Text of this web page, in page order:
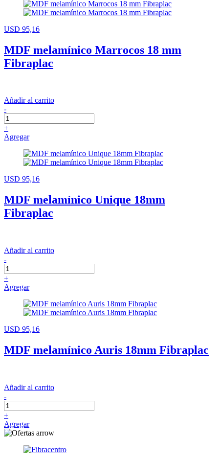
USD 95,16
MDF melamínico Marrocos 18 mm
Fibraplac
Añadir al carrito
-
+
Agregar
USD 95,16
MDF melamínico Unique 18mm
Fibraplac
Añadir al carrito
-
+
Agregar
USD 95,16
MDF melamínico Auris 18mm Fibraplac
Añadir al carrito
-
+
Agregar